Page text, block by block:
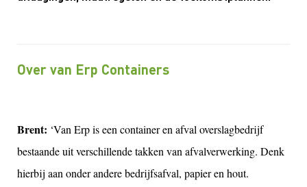
Over van Erp Containers
Brent: ‘Van Erp is een container en afval overslagbedrijf
bestaande uit verschillende takken van afvalverwerking. Denk
hierbij aan onder andere bedrijfsafval, papier en hout.